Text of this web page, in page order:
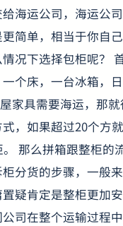
海运公司，海运公
简单，相当于你自
况下选择包柜呢？
个床，一台冰箱，
家具需要海运，那
，如果超过20个方
那么拼箱跟整柜
分货的步骤，一般
疑肯定是整柜更加
司在整个运输过程